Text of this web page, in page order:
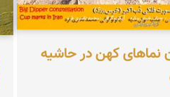
کهن در حاشیه